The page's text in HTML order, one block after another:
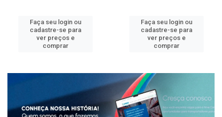
Faça seu login ou
cadastre-se para
ver preços e
comprar
Faça seu login ou
cadastre-se para
ver preços e
comprar